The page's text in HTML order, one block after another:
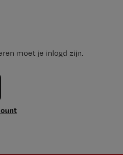
moet je inlogd zijn.